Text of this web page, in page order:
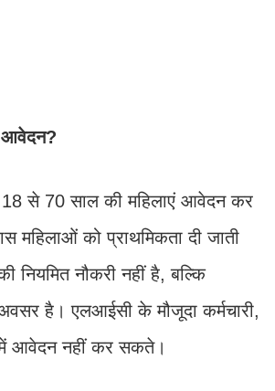
से 70 साल की महिलाएं आवेदन कर
महिलाओं को प्राथमिकता दी जाती
नियमित नौकरी नहीं है, बल्कि
है। एलआईसी के मौजूदा कर्मचारी,
आवेदन नहीं कर सकते।